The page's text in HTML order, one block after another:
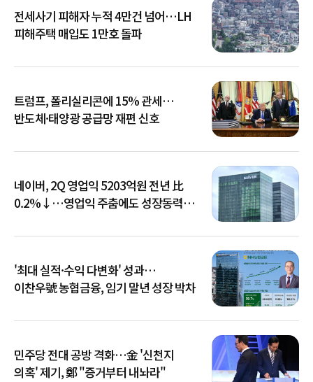
전세사기 피해자 누적 4만건 넘어…LH
피해주택 매입도 1만호 돌파
트럼프, 폴리실리콘에 15% 관세…
반도체·태양광 공급망 재편 신호
네이버, 2Q 영업익 5203억원 전년 比
0.2%↓…영업익 주춤에도 성장동력
'최대 실적·수익 다변화' 성과…
이찬우號 농협금융, 임기 말년 성장 박차
민주당 전대 공방 격화…金 '신천지
의혹' 제기, 鄭 "증거부터 내놔라"